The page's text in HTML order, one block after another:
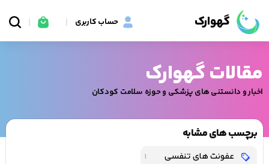
گهوارک حساب کاربری
مقالات گهوارک
اخبار و دانستنی های پزشکی و حوزه سلامت کودکان
برچسب های مشابه
عفونت‌ های تنفسی 1